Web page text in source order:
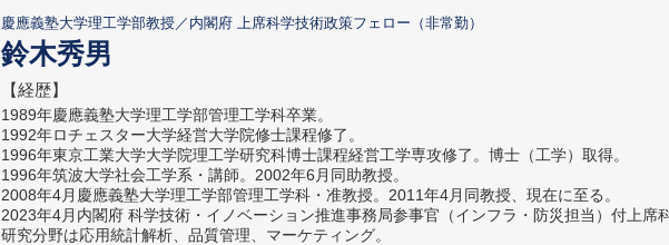
慶應義塾大学理工学部教授／内閣府 上席科学技術政策フェロー（非常勤）
鈴木秀男
【経歴】
1989年慶應義塾大学理工学部管理工学科卒業。
1992年ロチェスター大学経営大学院修士課程修了。
1996年東京工業大学大学院理工学研究科博士課程経営工学専攻修了。博士（工学）取得。
1996年筑波大学社会工学系・講師。2002年6月同助教授。
2008年4月慶應義塾大学理工学部管理工学科・准教授。2011年4月同教授、現在に至る。
2023年4月内閣府 科学技術・イノベーション推進事務局参事官（インフラ・防災担当）付上席
研究分野は応用統計解析、品質管理、マーケティング。